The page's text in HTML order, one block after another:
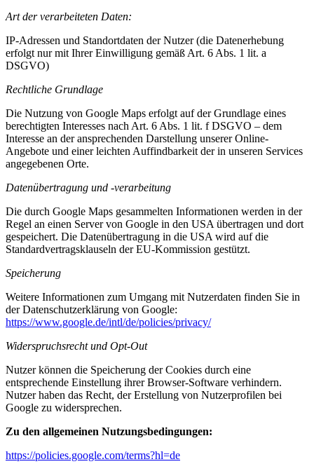
Art der verarbeiteten Daten:
IP-Adressen und Standortdaten der Nutzer (die Datenerhebung
erfolgt nur mit Ihrer Einwilligung gemäß Art. 6 Abs. 1 lit. a
DSGVO)
Rechtliche Grundlage
Die Nutzung von Google Maps erfolgt auf der Grundlage eines
berechtigten Interesses nach Art. 6 Abs. 1 lit. f DSGVO – dem
Interesse an der ansprechenden Darstellung unserer Online-
Angebote und einer leichten Auffindbarkeit der in unseren Services
angegebenen Orte.
Datenübertragung und -verarbeitung
Die durch Google Maps gesammelten Informationen werden in der
Regel an einen Server von Google in den USA übertragen und dort
gespeichert. Die Datenübertragung in die USA wird auf die
Standardvertragsklauseln der EU-Kommission gestützt.
Speicherung
Weitere Informationen zum Umgang mit Nutzerdaten finden Sie in
der Datenschutzerklärung von Google:
https://www.google.de/intl/de/policies/privacy/
Widerspruchsrecht und Opt-Out
Nutzer können die Speicherung der Cookies durch eine
entsprechende Einstellung ihrer Browser-Software verhindern.
Nutzer haben das Recht, der Erstellung von Nutzerprofilen bei
Google zu widersprechen.
Zu den allgemeinen Nutzungsbedingungen:
https://policies.google.com/terms?hl=de